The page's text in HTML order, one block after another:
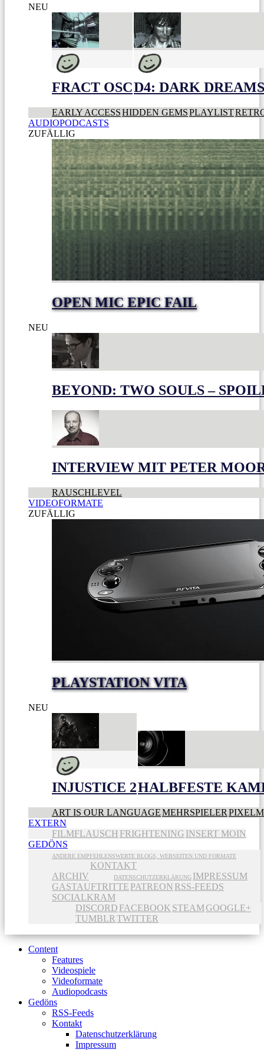
NEU
FRACT OSCD4: DARK
EARLY ACCESSHIDDEN GEMSPLAYLIST
AUDIOPODCASTS
ZUFÄLLIG
OPEN MIC EPIC FAIL
NEU
BEYOND: TWO SOULS –
INTERVIEW MIT PETER
RAUSCHLEVEL
VIDEOFORMATE
ZUFÄLLIG
PLAYSTATION VITA
NEU
INJUSTICE 2HALBFESTE
ART IS OUR LANGUAGEMEHRSPIELER
EXTERN
FILMFLAUSCH FRIGHTENING INSERT MOIN
GEDÖNS
ANDERE EMPFEHLENSWERTE BLOGS, WEBSEITEN UND FORMATE
ARCHIV
KONTAKT
DATENSCHUTZERKLÄRUNG IMPRESSUM
GASTAUFTRITTE PATREON RSS-FEEDS
SOCIALKRAM
DISCORD FACEBOOK STEAMGOOGLE+
TUMBLR TWITTER
Content
Features
Videospiele
Videoformate
Audiopodcasts
Gedöns
RSS-Feeds
Kontakt
Datenschutzerklärung
Impressum